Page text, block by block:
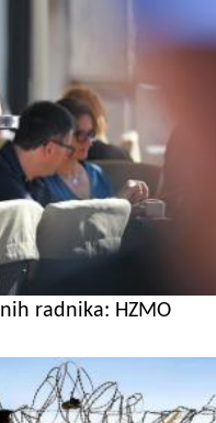
radnika: HZMO